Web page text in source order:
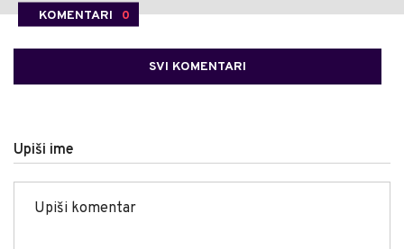
KOMENTARI 0
SVI KOMENTARI
Upiši ime